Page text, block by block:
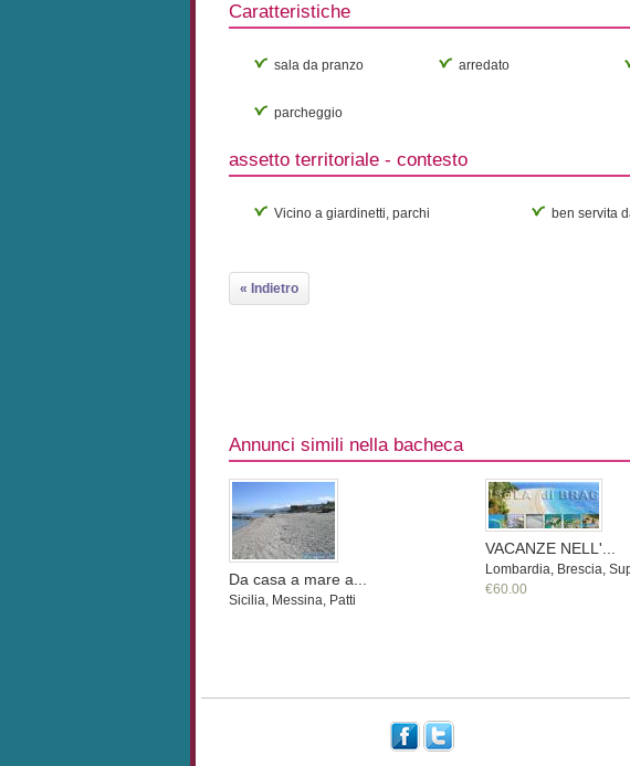
Caratteristiche
sala da pranzo arredato
parcheggio
assetto territoriale - contesto
Vicino a giardinetti, parchi ben servita
« Indietro
Annunci simili nella bacheca
Da casa a mare a...
Sicilia, Messina, Patti
VACANZE NELL'...
Lombardia, Brescia,
€60.00